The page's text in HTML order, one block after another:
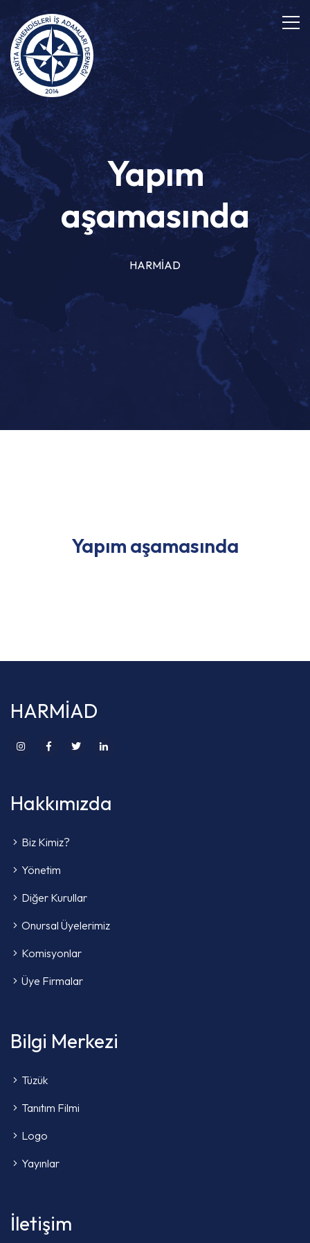
Yapım
aşamasında
HARMİAD
Yapım aşamasında
HARMİAD
Hakkımızda
Biz Kimiz?
Yönetim
Diğer Kurullar
Onursal Üyelerimiz
Komisyonlar
Üye Firmalar
Bilgi Merkezi
Tüzük
Tanıtım Filmi
Logo
Yayınlar
İletişim